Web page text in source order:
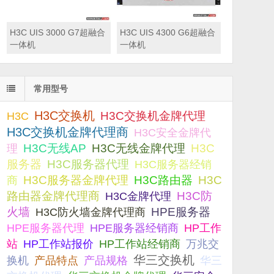
H3C UIS 3000 G7超融合
一体机
H3C UIS 4300 G6超融合
一体机
常用型号
H3C H3C交换机 H3C交换机金牌代理
H3C交换机金牌代理商 H3C安全金牌代
理 H3C无线AP H3C无线金牌代理 H3C
服务器 H3C服务器代理 H3C服务器经销
商 H3C服务器金牌代理 H3C路由器 H3C
路由器金牌代理商 H3C金牌代理 H3C防
火墙 H3C防火墙金牌代理商 HPE服务器
HPE服务器代理 HPE服务器经销商 HP工作
站 HP工作站报价 HP工作站经销商 万兆交
换机 产品特点 产品规格 华三交换机 华三